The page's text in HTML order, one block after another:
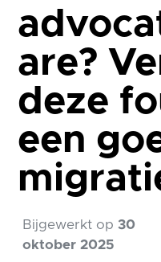
are?
deze
een
Bijgewerkt op 30
oktober 2025